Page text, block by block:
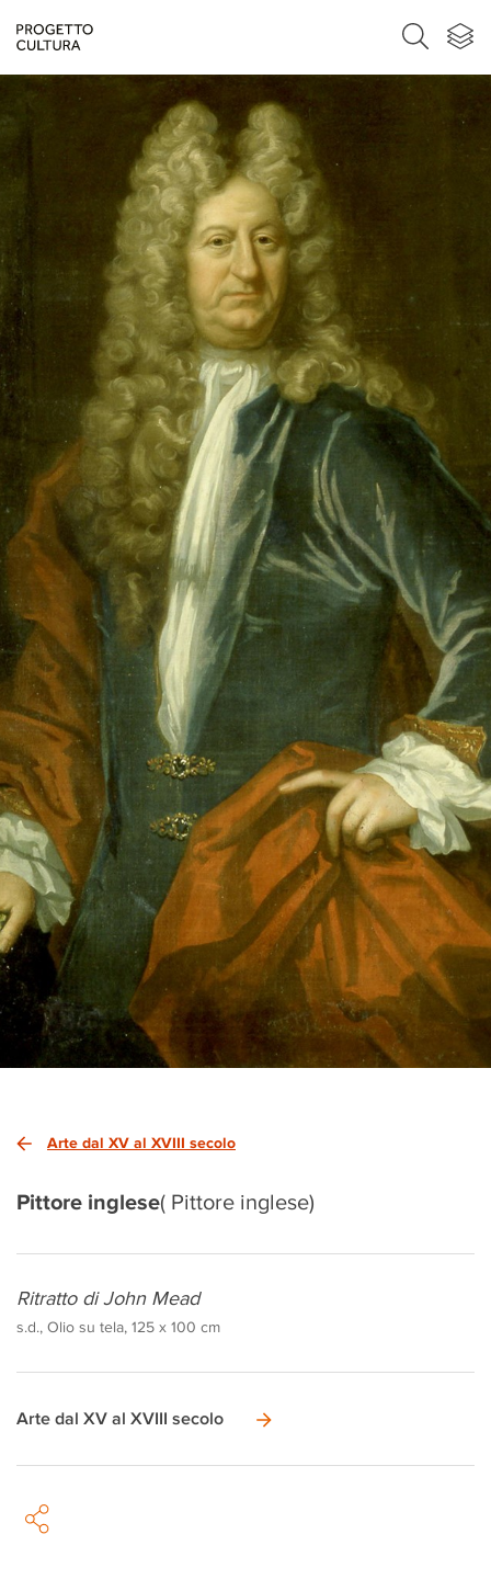
Arte dal XV al XVIII secolo
Pittore inglese( Pittore inglese)
Ritratto di John Mead
s.d., Olio su tela, 125 x 100 cm
Arte dal XV al XVIII secolo